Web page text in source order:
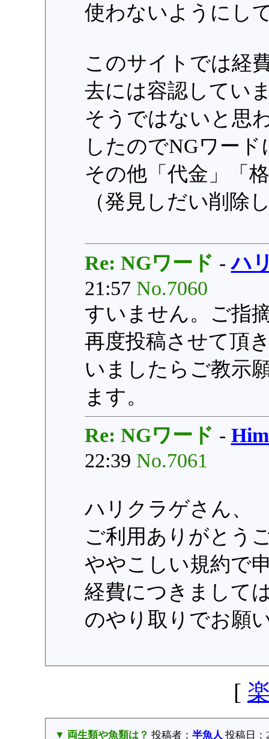
使わないようにし
このサイトでは経
去には容認してい
そうではないと思
したのでNGワー
その他「代金」「
（発見しだい削除
Re: NGワード -ハ
21:57 No.7060
すいません。ご指
再度投稿させて頂
いましたらご教示
ます。
Re: NGワード -
22:39 No.7061
ハリクラゲさん、
ご利用ありがとう
ややこしい規約で
経費につきまして
のやり取りでお願
[
▼ 両生類や魚類は？ 投稿者： 半魚人 投稿日：